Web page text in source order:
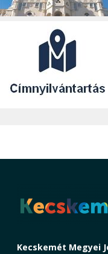
Kecskemét Megyei